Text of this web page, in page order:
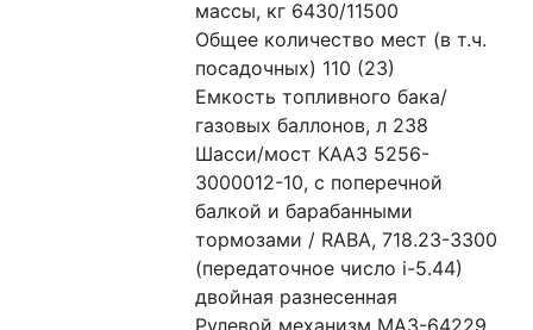
массы, кг 6430/11500
Общее количество мест (в т.ч.
посадочных) 110 (23)
Емкость топливного бака/
газовых баллонов, л 238
Шасси/мост КААЗ 5256-
3000012-10, с поперечной
балкой и барабанными
тормозами / RABA, 718.23-3300
(передаточное число i-5.44)
двойная разнесенная
Рулевой механизм МАЗ-64229